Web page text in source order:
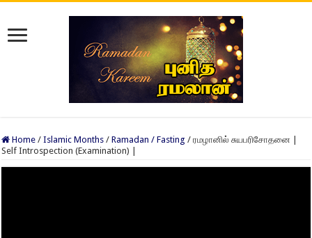
Home / Islamic Months / Ramadan / Fasting / ரமழானில் சுயபரிசோதனை |
Self Introspection (Examination) |